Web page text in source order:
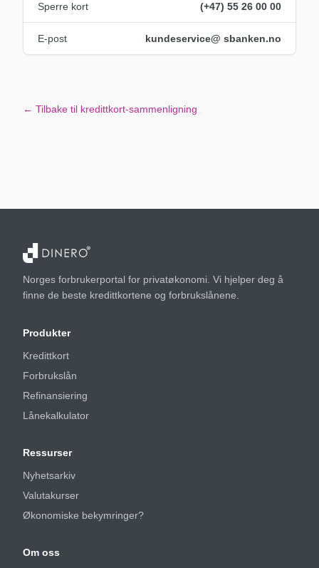
Sperre kort (+47) 55 26 00 00
E-post kundeservice@ sbanken.no
← Tilbake til kredittkort-sammenligning
Norges forbrukerportal for privatøkonomi. Vi hjelper deg å
finne de beste kredittkortene og forbrukslånene.
Produkter
Kredittkort
Forbrukslån
Refinansiering
Lånekalkulator
Ressurser
Nyhetsarkiv
Valutakurser
Økonomiske bekymringer?
Om oss